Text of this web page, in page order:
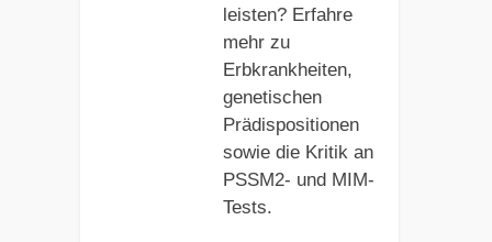
leisten? Erfahre
mehr zu
Erbkrankheiten,
genetischen
Prädispositionen
sowie die Kritik an
PSSM2- und MIM-
Tests.